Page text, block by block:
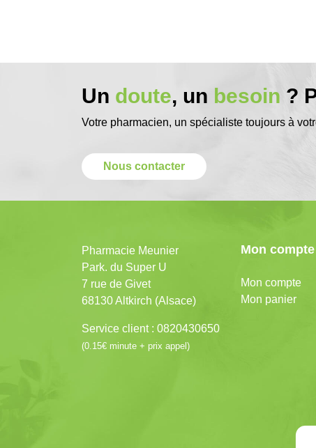
Un doute, un besoin ?
Votre pharmacien, un spécialiste toujours à
Nous contacter
Pharmacie Meunier
Park. du Super U
7 rue de Givet
68130 Altkirch (Alsace)
Service client : 0820430650
(0.15€ minute + prix appel)
Mon compte
Mon compte
Mon panier